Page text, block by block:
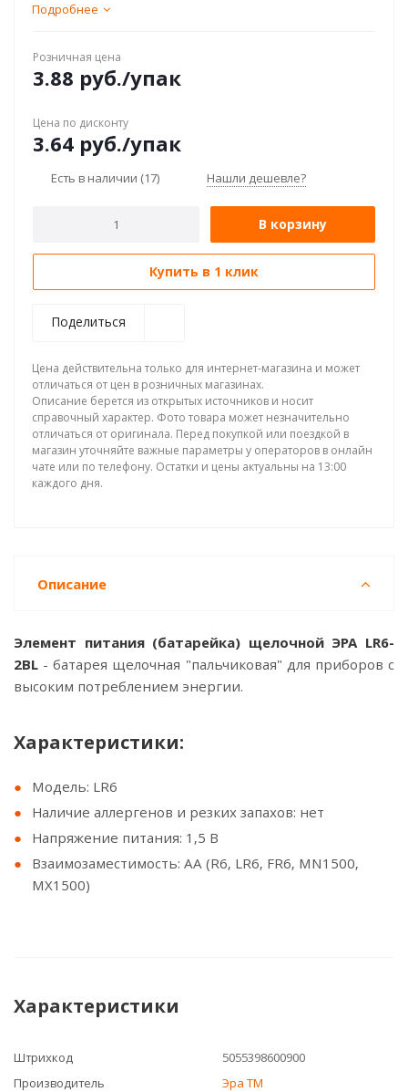
Подробнее
Розничная цена
3.88 руб./упак
Цена по дисконту
3.64 руб./упак
Есть в наличии (17) Нашли дешевле?
В корзину
Купить в 1 клик
Поделиться
Цена действительна только для интернет-магазина и может
отличаться от цен в розничных магазинах.
Описание берется из открытых источников и носит
справочный характер. Фото товара может незначительно
отличаться от оригинала. Перед покупкой или поездкой в
магазин уточняйте важные параметры у операторов в онлайн
чате или по телефону. Остатки и цены актуальны на 13:00
каждого дня.
Описание
Элемент питания (батарейка) щелочной ЭРА LR6-
2BL - батарея щелочная "пальчиковая" для приборов с
высоким потреблением энергии.
Характеристики:
Модель: LR6
Наличие аллергенов и резких запахов: нет
Напряжение питания: 1,5 В
Взаимозаместимость: AA (R6, LR6, FR6, MN1500,
MX1500)
Характеристики
Штрихкод
5055398600900
Производитель
Эра ТМ